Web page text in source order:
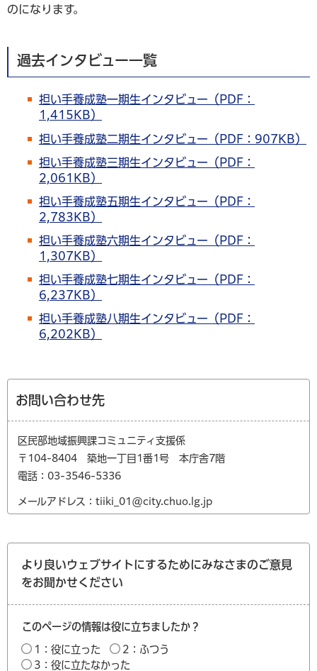
のになります。
過去インタビュー一覧
担い手養成塾一期生インタビュー（PDF：
1,415KB）
担い手養成塾二期生インタビュー（PDF：907KB）
担い手養成塾三期生インタビュー（PDF：
2,061KB）
担い手養成塾五期生インタビュー（PDF：
2,783KB）
担い手養成塾六期生インタビュー（PDF：
1,307KB）
担い手養成塾七期生インタビュー（PDF：
6,237KB）
担い手養成塾八期生インタビュー（PDF：
6,202KB）
お問い合わせ先
区民部地域振興課コミュニティ支援係
〒104-8404 築地一丁目1番1号 本庁舎7階
電話：03-3546-5336
メールアドレス：tiiki_01@city.chuo.lg.jp
より良いウェブサイトにするためにみなさまのご意見
をお聞かせください
このページの情報は役に立ちましたか？
1：役に立った
2：ふつう
3：役に立たなかった